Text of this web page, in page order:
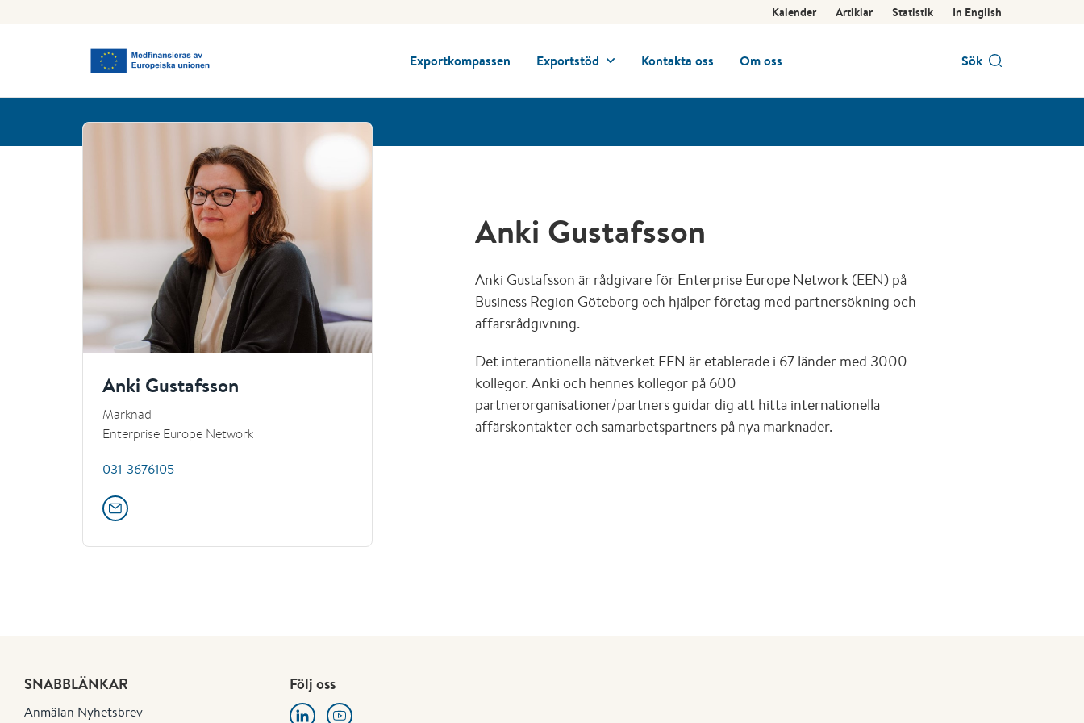
Kalender Artiklar Statistik In English
Exportkompassen Exportstöd Kontakta oss Om oss Sök
Anki Gustafsson
Marknad
Enterprise Europe Network
031-3676105
Anki Gustafsson
Anki Gustafsson är rådgivare för Enterprise Europe Network (EEN) på
Business Region Göteborg och hjälper företag med partnersökning och
affärsrådgivning.
Det interantionella nätverket EEN är etablerade i 67 länder med 3000
kollegor. Anki och hennes kollegor på 600
partnerorganisationer/partners guidar dig att hitta internationella
affärskontakter och samarbetspartners på nya marknader.
SNABBLÄNKAR
Anmälan Nyhetsbrev
Följ oss